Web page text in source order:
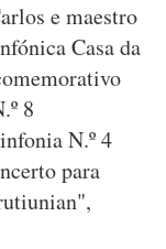
e maestro
Casa da
8
N.º 4
para